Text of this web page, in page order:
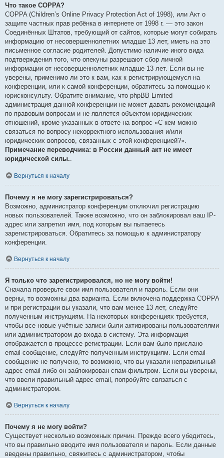
Что такое COPPA?
COPPA (Children’s Online Privacy Protection Act of 1998), или Акт о
защите частных прав ребёнка в интернете от 1998 г. — это закон
Соединённых Штатов, требующий от сайтов, которые могут собирать
информацию от несовершеннолетних младше 13 лет, иметь на это
письменное согласие родителей. Допустимо наличие иного вида
подтверждения того, что опекуны разрешают сбор личной
информации от несовершеннолетних младше 13 лет. Если вы не
уверены, применимо ли это к вам, как к регистрирующемуся на
конференции, или к самой конференции, обратитесь за помощью к
юрисконсульту. Обратите внимание, что phpBB Limited
администрация данной конференции не может давать рекомендаций
по правовым вопросам и не является объектом юридических
отношений, кроме указанных в ответе на вопрос «С кем можно
связаться по вопросу некорректного использования и/или
юридических вопросов, связанных с этой конференцией?».
Примечание переводчика: в России данный акт не имеет
юридической силы..
Вернуться к началу
Почему я не могу зарегистрироваться?
Возможно, администратор конференции отключил регистрацию
новых пользователей. Также возможно, что он заблокировал ваш IP-
адрес или запретил имя, под которым вы пытаетесь
зарегистрироваться. Обратитесь за помощью к администратору
конференции.
Вернуться к началу
Я только что зарегистрировался, но не могу войти!
Сначала проверьте свои имя пользователя и пароль. Если они
верны, то возможны два варианта. Если включена поддержка COPPA
и при регистрации вы указали, что вам менее 13 лет, следуйте
полученным инструкциям. На некоторых конференциях требуется,
чтобы все новые учётные записи были активированы пользователями
или администратором до входа в систему. Эта информация
отображается в процессе регистрации. Если вам было прислано
email-сообщение, следуйте полученным инструкциям. Если email-
сообщение не получено, то возможно, что вы указали неправильный
адрес email либо он заблокирован спам-фильтром. Если вы уверены,
что ввели правильный адрес email, попробуйте связаться с
администратором.
Вернуться к началу
Почему я не могу войти?
Существует несколько возможных причин. Прежде всего убедитесь,
что вы правильно вводите имя пользователя и пароль. Если данные
введены правильно, свяжитесь с администратором, чтобы